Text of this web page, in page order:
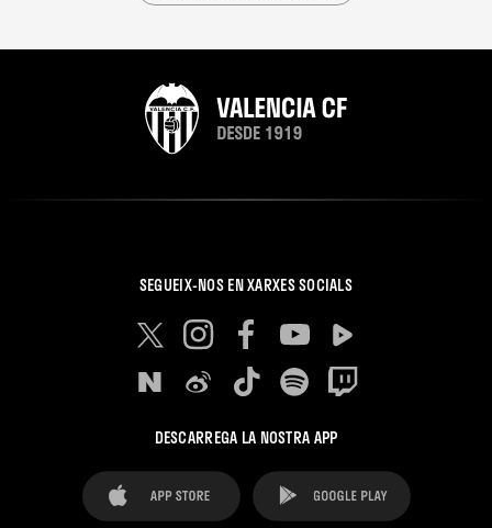
SEGUEIX-NOS EN XARXES SOCIALS
DESCARREGA LA NOSTRA APP